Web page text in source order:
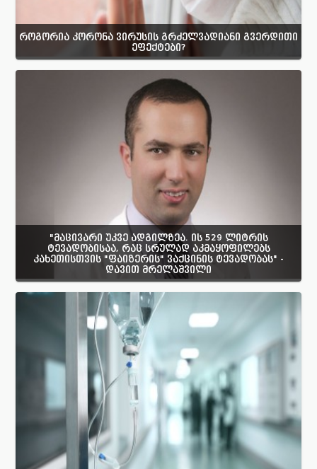
როგორია კორონა ვირუსის გრძელვადიანი გვერდითი
ეფექტები?
"მაცივარი უკვე ადგილზეა. ის 529 ლიტრის
ტევადობისაა, რაც სრულად აკმაყოფილებს
კახეთისთვის "ფაიზერის" ვაქცინის ტევადობას" -
დავით მრელაშვილი